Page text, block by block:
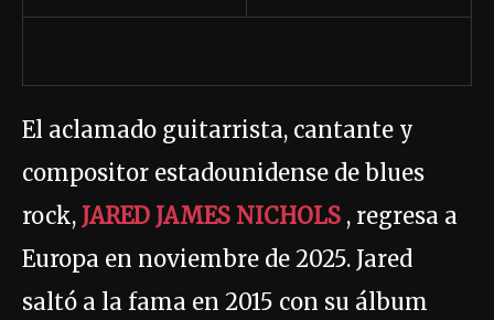
El aclamado guitarrista, cantante y
compositor estadounidense de blues
rock, JARED JAMES NICHOLS , regresa a
Europa en noviembre de 2025. Jared
saltó a la fama en 2015 con su álbum